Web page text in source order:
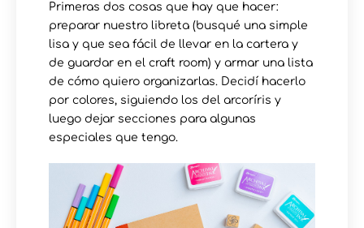
Primeras dos cosas que hay que hacer:
preparar nuestro libreta (busqué una simple
lisa y que sea fácil de llevar en la cartera y
de guardar en el craft room) y armar una lista
de cómo quiero organizarlas. Decidí hacerlo
por colores, siguiendo los del arcoríris y
luego dejar secciones para algunas
especiales que tengo.